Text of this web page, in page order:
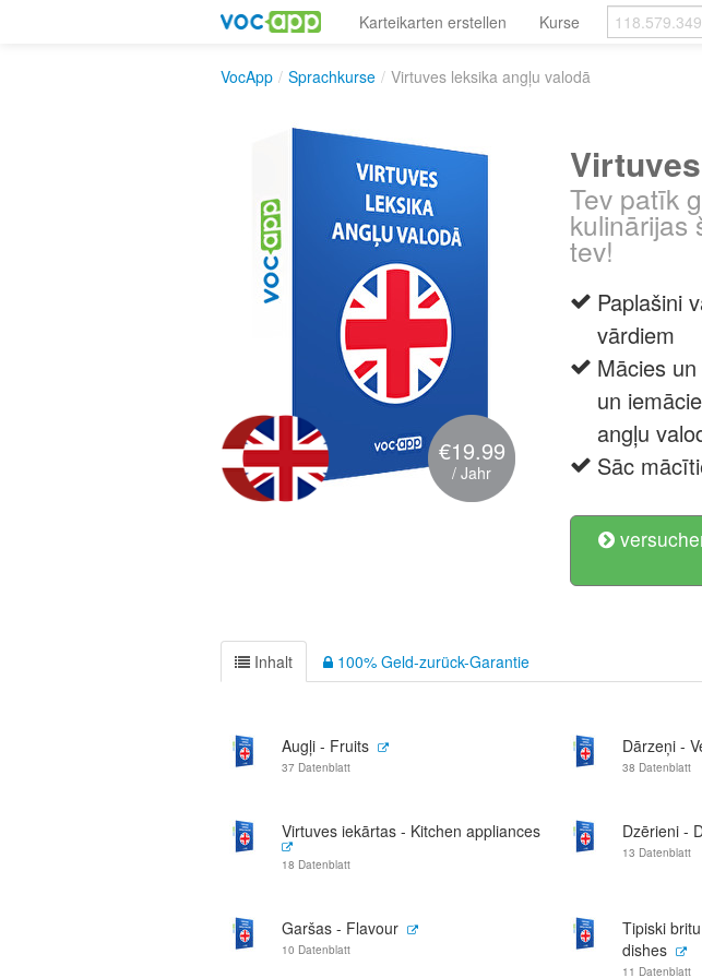
Karteikarten erstellen Kurse
VocApp / Sprachkurse / Virtuves leksika angļu valodā
€19.99
/ Jahr
Tev patīk
kulinārijas
tev!
Paplašini
vārdiem
Mācies
un
angļu
Sāc
Inhalt 100% Geld-zurück-Garantie
Augļi - Fruits
37 Datenblatt
Dārzeņi -
38 Datenblatt
Virtuves iekārtas - Kitchen appliances
18 Datenblatt
Dzērieni -
13 Datenblatt
Garšas - Flavour
10 Datenblatt
Tipiski
dishes
11 Datenblatt